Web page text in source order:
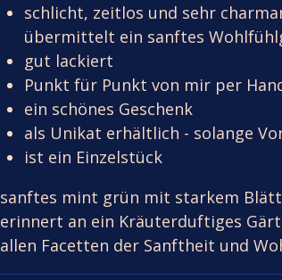
schlicht, zeitlos und sehr
übermittelt ein sanftes
gut lackiert
Punkt für Punkt von mir per
ein schönes Geschenk
als Unikat erhältlich - solange
ist ein Einzelstück
sanftes mint grün mit starkem
erinnert an ein Kräuterduftiges
allen Facetten der Sanftheit und